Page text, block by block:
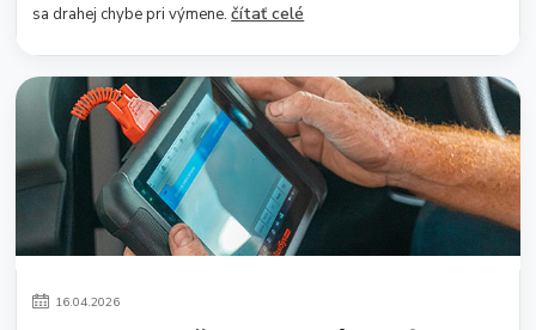
sa drahej chybe pri výmene.čítať celé
16.04.2026